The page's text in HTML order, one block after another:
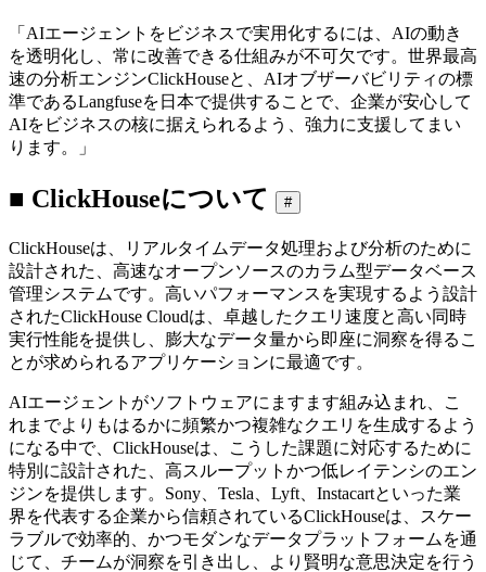
「AIエージェントをビジネスで実用化するには、AIの動き
を透明化し、常に改善できる仕組みが不可欠です。世界最高
速の分析エンジンClickHouseと、AIオブザーバビリティの標
準であるLangfuseを日本で提供することで、企業が安心して
AIをビジネスの核に据えられるよう、強力に支援してまい
ります。」
■ ClickHouseについて #
ClickHouseは、リアルタイムデータ処理および分析のために
設計された、高速なオープンソースのカラム型データベース
管理システムです。高いパフォーマンスを実現するよう設計
されたClickHouse Cloudは、卓越したクエリ速度と高い同時
実行性能を提供し、膨大なデータ量から即座に洞察を得るこ
とが求められるアプリケーションに最適です。
AIエージェントがソフトウェアにますます組み込まれ、こ
れまでよりもはるかに頻繁かつ複雑なクエリを生成するよう
になる中で、ClickHouseは、こうした課題に対応するために
特別に設計された、高スループットかつ低レイテンシのエン
ジンを提供します。Sony、Tesla、Lyft、Instacartといった業
界を代表する企業から信頼されているClickHouseは、スケー
ラブルで効率的、かつモダンなデータプラットフォームを通
じて、チームが洞察を引き出し、より賢明な意思決定を行う